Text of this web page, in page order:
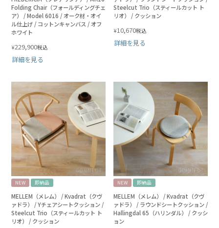
Folding Chair（フォールディングチェ
ア） / Model 6016 / オーク材・オイ
ル仕上げ / コットンキャンバス / オフ
ホワイト
¥229,900税込
詳細を見る
Steelcut Trio（スティールカット ト
リオ） / クッション
¥10,670税込
詳細を見る
NEW 即納品
MELLEM（メレム） / Kvadrat（クヴ
ァドラ） / Yチェアシートクッション /
Steelcut Trio（スティールカット ト
リオ） / クッション
NEW 即納品
MELLEM（メレム） / Kvadrat（クヴ
ァドラ） / ラウンドシートクッション /
Hallingdal 65（ハリンダル） / クッシ
ョン